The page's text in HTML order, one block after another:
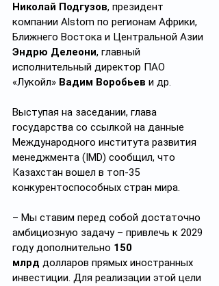
Николай Подгузов, президент
компании Alstom по регионам Африки,
Ближнего Востока и Центральной Азии
Эндрю Делеони, главный
исполнительный директор ПАО
«Лукойл» Вадим Воробьев и др.
Выступая на заседании, глава
государства со ссылкой на данные
Международного института развития
менеджмента (IMD) сообщил, что
Казахстан вошел в топ-35
конкурентоспособных стран мира.
– Мы ставим перед собой достаточно
амбициозную задачу – привлечь к 2029
году дополнительно 150
млрд долларов прямых иностранных
инвестиции. Для реализации этой цели